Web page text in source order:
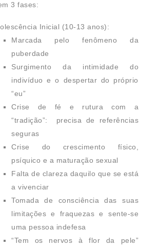
3 fases:
Inicial (10-13 anos):
Marcada pelo fenômeno da
puberdade
Surgimento da intimidade do
indivíduo e o despertar do próprio
“eu”
Crise de fé e rutura com a
“tradição”: precisa de referências
seguras
Crise do crescimento físico,
psíquico e a maturação sexual
Falta de clareza daquilo que se está
a vivenciar
Tomada de consciência das suas
limitações e fraquezas e sente-se
uma pessoa indefesa
“Tem os nervos à flor da pele”